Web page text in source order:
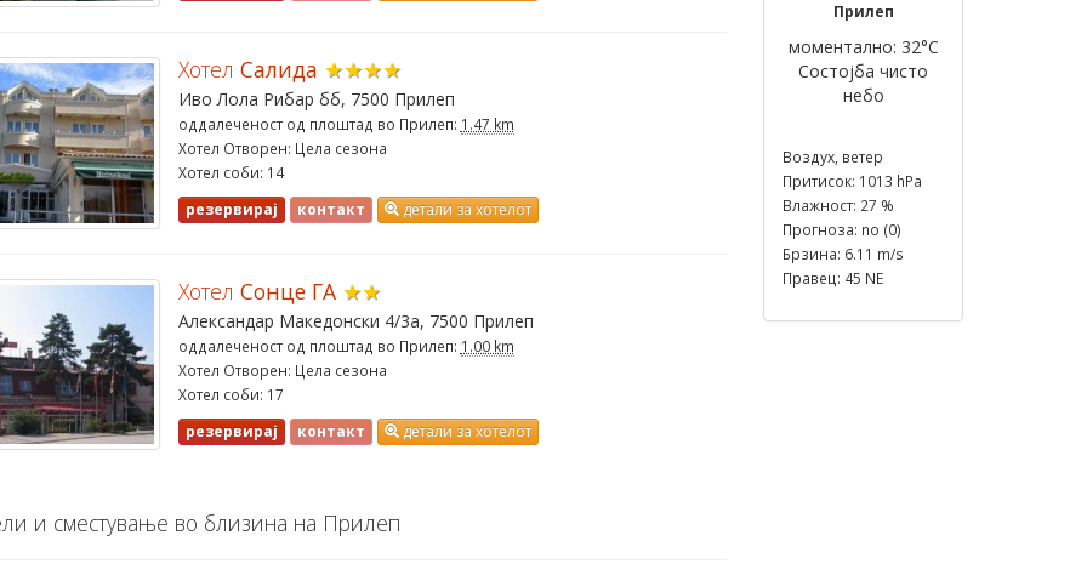
Хотел Салида ★★★★
Иво Лола Рибар бб, 7500 Прилеп
оддалеченост од плоштад во Прилеп: 1.47 km
Хотел Отворен: Цела сезона
Хотел соби: 14
резервирај контакт детали за хотелот
Хотел Сонце ГА ★★
Александар Македонски 4/3а, 7500 Прилеп
оддалеченост од плоштад во Прилеп: 1.00 km
Хотел Отворен: Цела сезона
Хотел соби: 17
резервирај контакт детали за хотелот
и сместување во близина на Прилеп
Прилеп
моментално: 32°C
Состојба чисто
небо
Воздух, ветер
Притисок: 1013 hPa
Влажност: 27 %
Прогноза: no (0)
Брзина: 6.11 m/s
Правец: 45 NE